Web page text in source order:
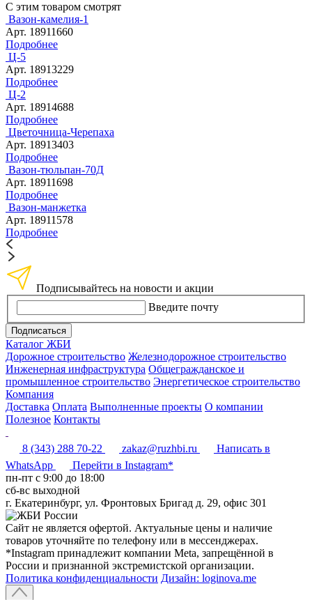
С этим товаром смотрят
Вазон-камелия-1
Арт. 18911660
Подробнее
Ц-5
Арт. 18913229
Подробнее
Ц-2
Арт. 18914688
Подробнее
Цветочница-Черепаха
Арт. 18913403
Подробнее
Вазон-тюльпан-70Д
Арт. 18911698
Подробнее
Вазон-манжетка
Арт. 18911578
Подробнее
Подписывайтесь на новости и акции
Введите почту
Подписаться
Каталог ЖБИ
Дорожное строительство Железнодорожное строительство
Инженерная инфраструктура Общегражданское и
промышленное строительство Энергетическое строительство
Компания
Доставка Оплата Выполненные проекты О компании
Полезное Контакты
8 (343) 288 70-22 zakaz@ruzhbi.ru
Написать в
WhatsApp
Перейти в Instagram*
пн-пт c 9:00 до 18:00
сб-вс выходной
г. Екатеринбург, ул. Фронтовых Бригад д. 29, офис 301
Сайт не является офертой. Актуальные цены и наличие
товаров уточняйте по телефону или в мессенджерах.
*Instagram принадлежит компании Meta, запрещённой в
России и признанной экстремистской организации.
Политика конфиденциальности Дизайн: loginova.me